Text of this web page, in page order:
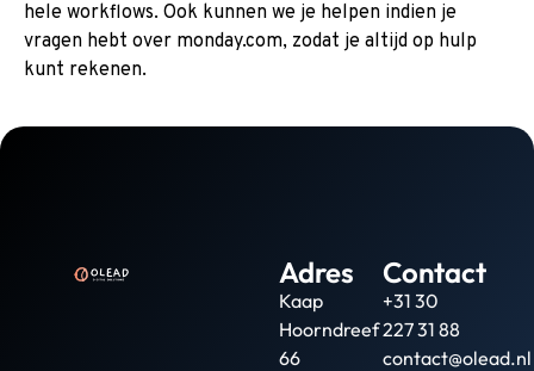
hele workflows. Ook kunnen we je helpen indien je
vragen hebt over monday.com, zodat je altijd op hulp
kunt rekenen.
Adres
Kaap
Hoorndreef
66
Contact
+31 30
227 31 88
contact@olead.nl